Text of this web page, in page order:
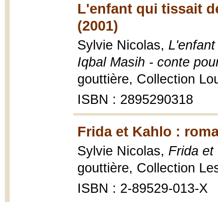
L'enfant qui tissait
(2001)
Sylvie Nicolas,
Iqbal Masih - conte
gouttière, Collection
ISBN : 2895290318
Frida et Kahlo :
Sylvie Nicolas, Frida et
gouttière, Collection
ISBN : 2-89529-013-X